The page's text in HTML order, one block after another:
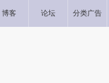
博客 论坛 分类广告